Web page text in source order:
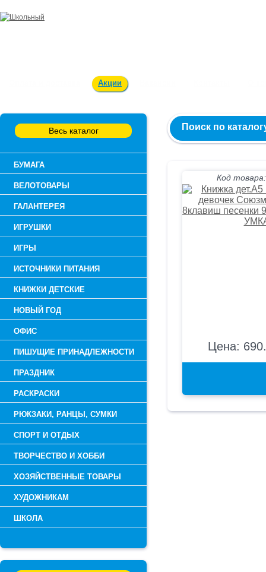
Акции
Весь каталог
БУМАГА
ВЕЛОТОВАРЫ
ГАЛАНТЕРЕЯ
ИГРУШКИ
ИГРЫ
ИСТОЧНИКИ ПИТАНИЯ
КНИЖКИ ДЕТСКИЕ
НОВЫЙ ГОД
ОФИС
ПИШУЩИЕ ПРИНАДЛЕЖНОСТИ
ПРАЗДНИК
РАСКРАСКИ
РЮКЗАКИ, РАНЦЫ, СУМКИ
СПОРТ И ОТДЫХ
ТВОРЧЕСТВО И ХОББИ
ХОЗЯЙСТВЕННЫЕ ТОВАРЫ
ХУДОЖНИКАМ
ШКОЛА
Поиск по
Код
Цена: